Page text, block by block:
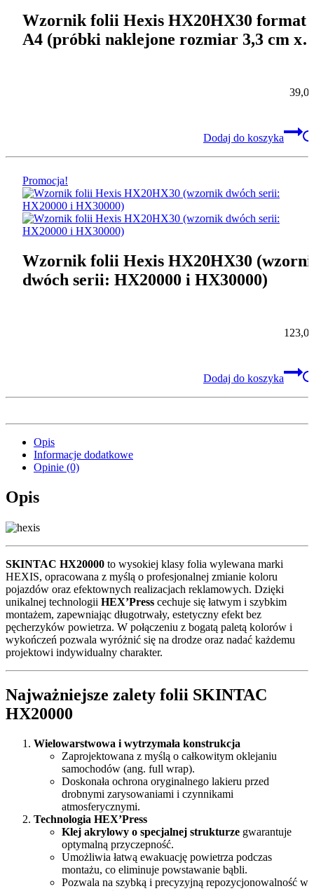
Wzornik folii Hexis HX20HX30 format
A4 (próbki naklejone rozmiar 3,3 cm x
Dodaj do koszyka
Promocja!
Wzornik folii Hexis HX20HX30
dwóch serii: HX20000 i HX30000)
Dodaj do koszyka
Opis
Informacje dodatkowe
Opinie (0)
Opis
SKINTAC HX20000 to wysokiej klasy folia wylewana marki
HEXIS, opracowana z myślą o profesjonalnej zmianie koloru
pojazdów oraz efektownych realizacjach reklamowych. Dzięki
unikalnej technologii HEX’Press cechuje się łatwym i szybkim
montażem, zapewniając długotrwały, estetyczny efekt bez
pęcherzyków powietrza. W połączeniu z bogatą paletą kolorów i
wykończeń pozwala wyróżnić się na drodze oraz nadać każdemu
projektowi indywidualny charakter.
Najważniejsze zalety folii SKINTAC
HX20000
Wielowarstwowa i wytrzymała konstrukcja
Zaprojektowana z myślą o całkowitym oklejaniu
samochodów (ang. full wrap).
Doskonała ochrona oryginalnego lakieru przed
drobnymi zarysowaniami i czynnikami
atmosferycznymi.
Technologia HEX’Press
Klej akrylowy o specjalnej strukturze gwarantuje
optymalną przyczepność.
Umożliwia łatwą ewakuację powietrza podczas
montażu, co eliminuje powstawanie bąbli.
Pozwala na szybką i precyzyjną repozycjonowalność w